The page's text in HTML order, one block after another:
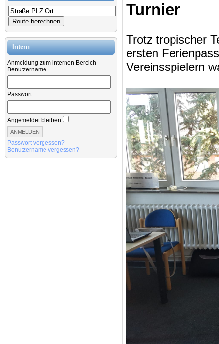
Intern
Anmeldung zum internen Bereich
Benutzername
Passwort
Angemeldet bleiben
Passwort vergessen?
Benutzername vergessen?
Turnier
Trotz tropischer
ersten
Vereinsspielern